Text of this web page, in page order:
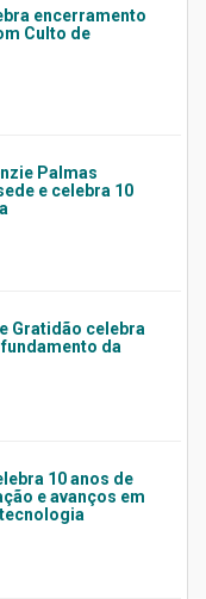
encerramento
Culto de
Palmas
e celebra 10
Gratidão celebra
da
10 anos de
e avanços em